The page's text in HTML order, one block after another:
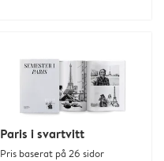
Paris i svartvitt
Pris baserat på 26 sidor